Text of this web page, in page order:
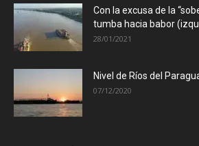
Con la excusa de la
tumba hacia babor
28/01/2021
Nivel de Ríos del
07/12/2020